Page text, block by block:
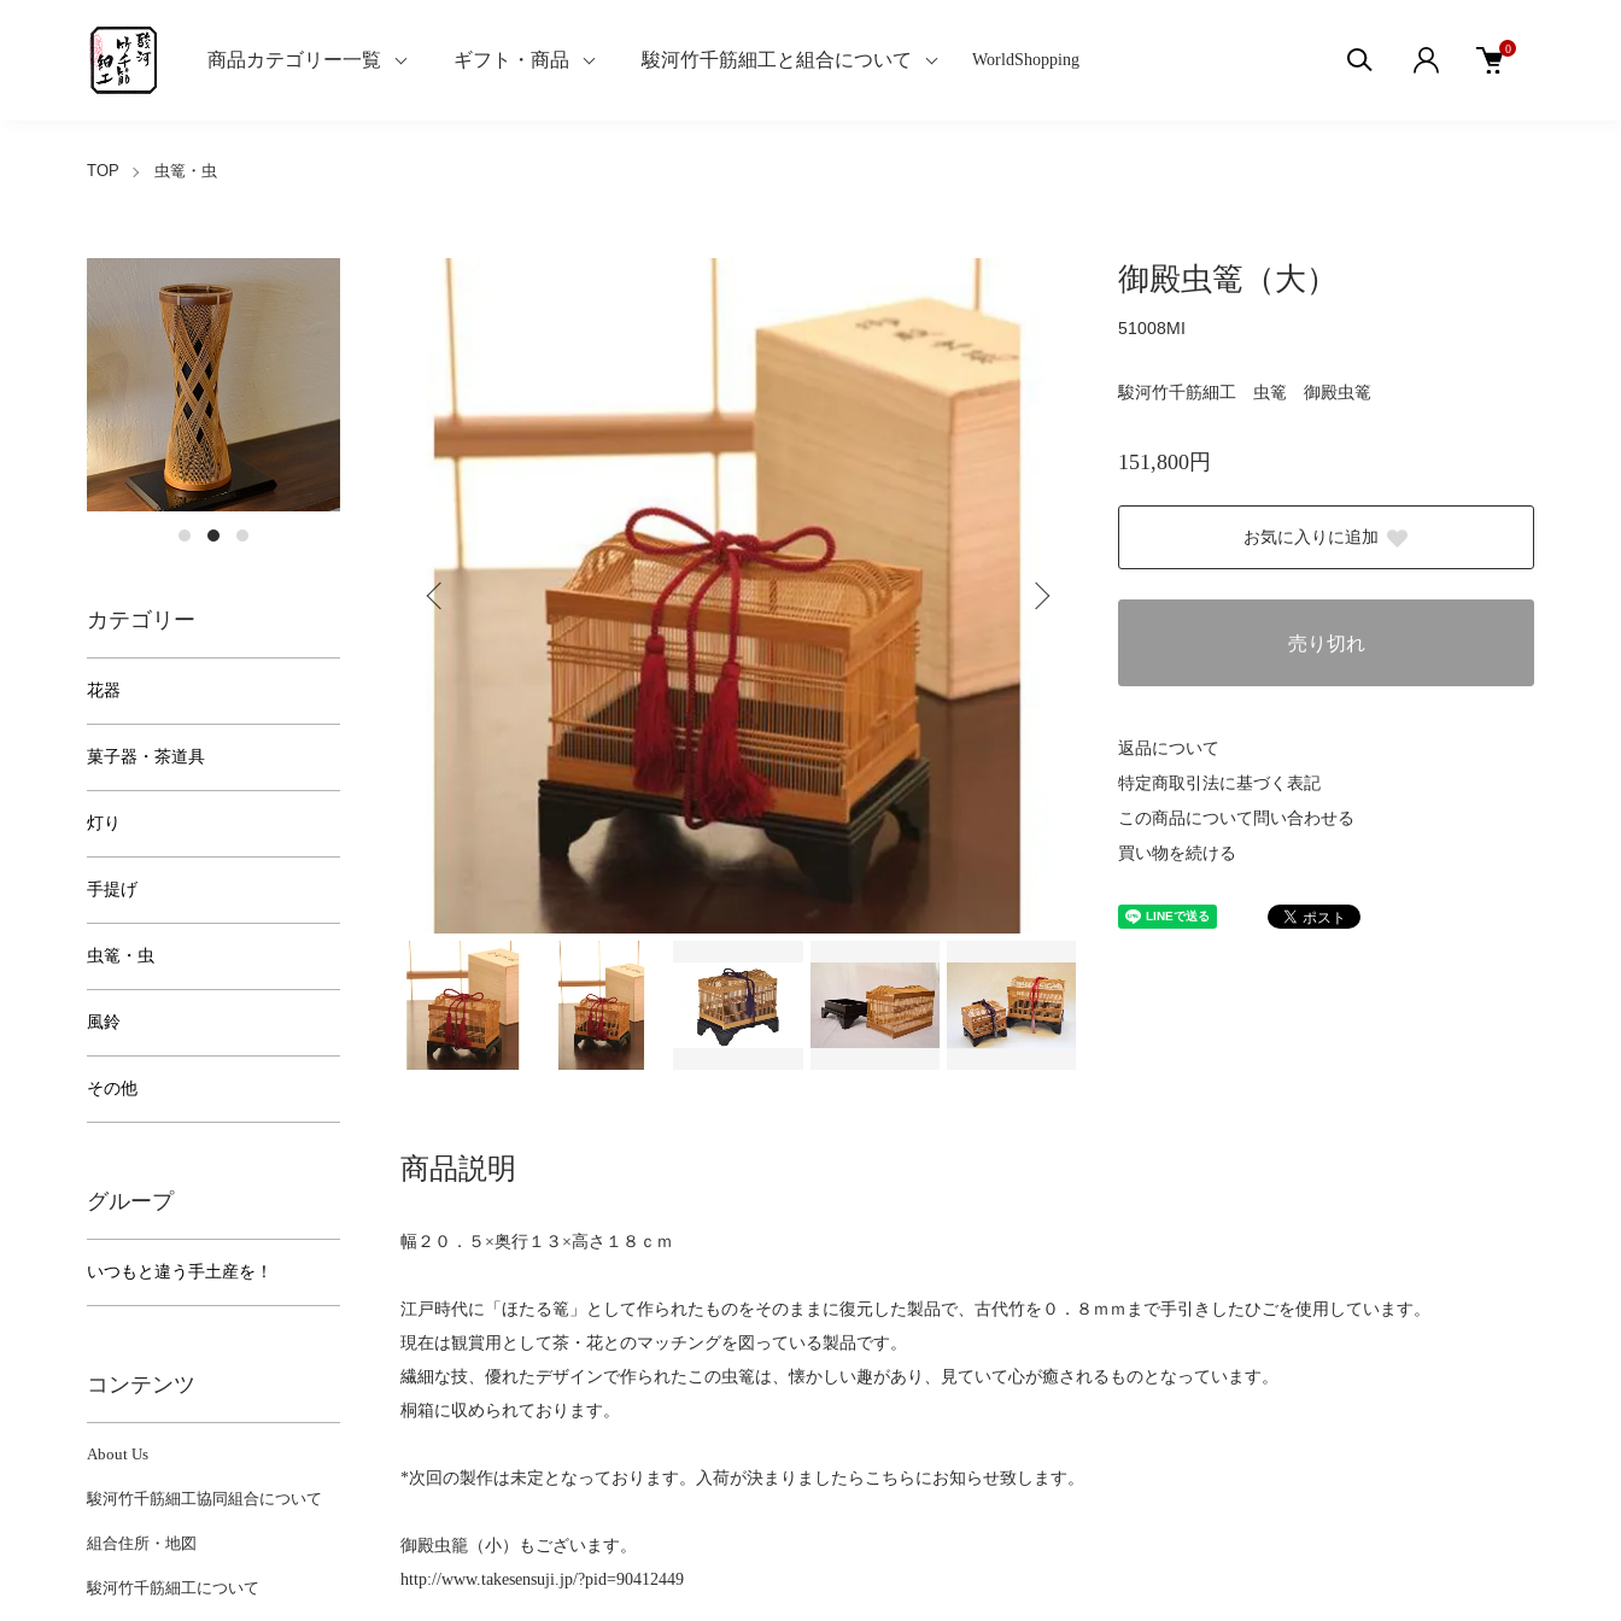
商品カテゴリー一覧 ギフト・商品 駿河竹千筋細工と組合について WorldShopping
0
TOP 虫篭・虫
御殿虫篭（大）
51008MI
駿河竹千筋細工 虫篭 御殿虫篭
151,800円
お気に入りに追加
売り切れ
返品について
特定商取引法に基づく表記
この商品について問い合わせる
買い物を続ける
商品説明
幅２０．５×奥行１３×高さ１８ｃｍ
江戸時代に「ほたる篭」として作られたものをそのままに復元した製品で、古代竹を０．８ｍｍまで手引きしたひごを使用しています。
現在は観賞用として茶・花とのマッチングを図っている製品です。
繊細な技、優れたデザインで作られたこの虫篭は、懐かしい趣があり、見ていて心が癒されるものとなっています。
桐箱に収められております。
*次回の製作は未定となっております。入荷が決まりましたらこちらにお知らせ致します。
御殿虫籠（小）もございます。
http://www.takesensuji.jp/?pid=90412449
カテゴリー
花器
菓子器・茶道具
灯り
手提げ
虫篭・虫
風鈴
その他
グループ
いつもと違う手土産を！
コンテンツ
About Us
駿河竹千筋細工協同組合について
組合住所・地図
駿河竹千筋細工について